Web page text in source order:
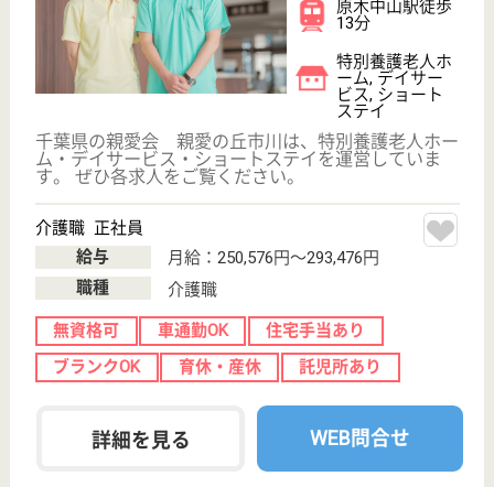
サービス紹介
クリックジョブ介護とは
公式LINE＠
お役立ち情報
転職ノウハウ
初めての介護転職
介護転職お悩み相談室
介護業界給与データ
転職事例